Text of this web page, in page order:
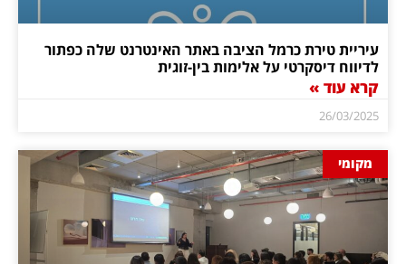
עיריית טירת כרמל הציבה באתר האינטרנט שלה כפתור
לדיווח דיסקרטי על אלימות בין-זוגית
קרא עוד »
26/03/2025
מקומי